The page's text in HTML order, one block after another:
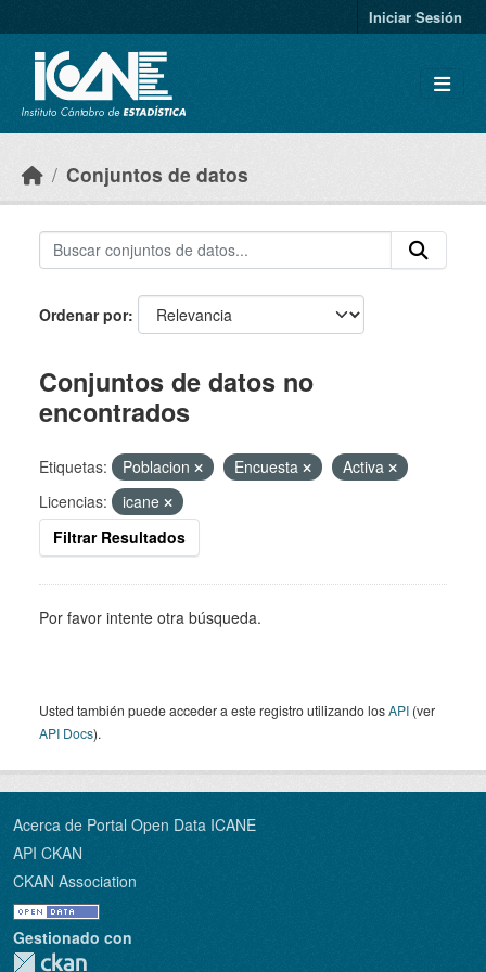
Iniciar Sesión
Conjuntos de datos
Ordenar por
Conjuntos de datos no
encontrados
Etiquetas: Poblacion Encuesta
Activa
Licencias:
icane
Filtrar Resultados
Por favor intente otra búsqueda.
Usted también puede acceder a este registro utilizando losAPI (ver
API Docs).
Acerca de Portal Open Data ICANE
API CKAN
CKAN Association
Gestionado con